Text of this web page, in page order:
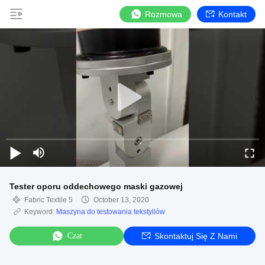
Rozmowa Kontakt
Tester oporu oddechowego maski gazowej
Fabric Textile 5
October 13, 2020
Keyword: Maszyna do testowania tekstyliów
Czat Skontaktuj Się Z Nami